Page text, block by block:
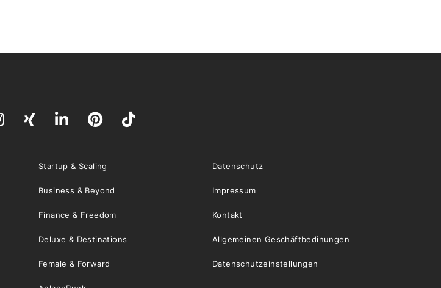
Startup & Scaling
Business & Beyond
Finance & Freedom
Deluxe & Destinations
Female & Forward
Datenschutz
Impressum
Kontakt
Allgemeinen Geschäftbedinungen
Datenschutzeinstellungen